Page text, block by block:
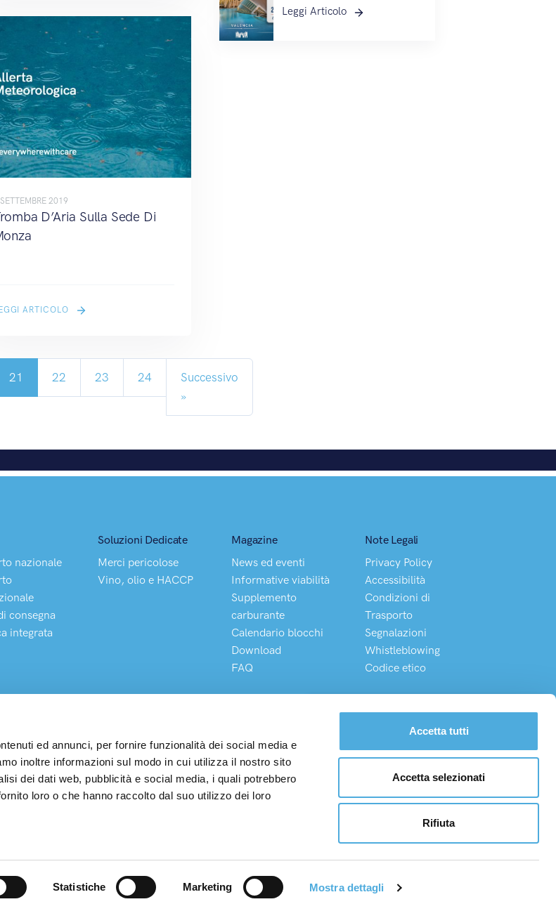
ed annunci, per fornire funzionalità dei social media e
inoltre informazioni sul modo in cui utilizza il nostro sito
dei dati web, pubblicità e social media, i quali potrebbero
loro o che hanno raccolto dal suo utilizzo dei loro
Statistiche Marketing Mostra dettagli
Accetta tutti
Accetta selezionati
Rifiuta
2019
D’Aria Sulla Sede Di
ARTICOLO
21 22 23 24
Successivo
»
Leggi Articolo
nazionale
consegna
integrata
Soluzioni Dedicate
Merci pericolose
Vino, olio e HACCP
Magazine
News ed eventi
Informative viabilità
Supplemento
carburante
Calendario blocchi
Download
FAQ
Note Legali
Privacy Policy
Accessibilità
Condizioni di
Trasporto
Segnalazioni
Whistleblowing
Codice etico
Via Buonarroti, 203 – 20900 Monza (MB) P.I. 08975100150
Realizzazione siti web Purelab